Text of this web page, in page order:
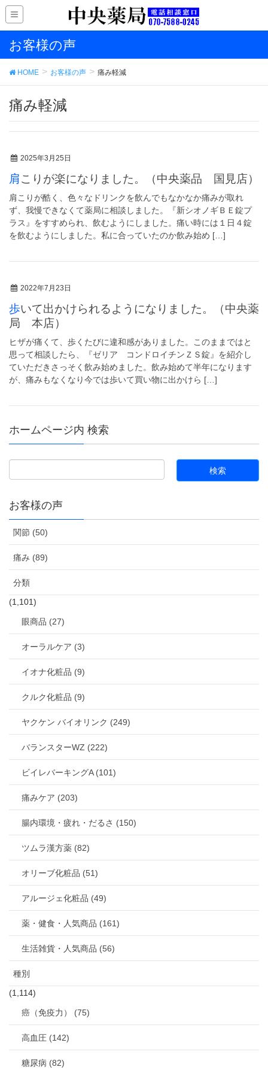
お客様の声
HOME お客様の声 痛み軽減
痛み軽減
2025年3月25日
肩こりが楽になりました。（中央薬品 国見店）
肩こりが酷く、色々なドリンクを飲んでもなかなか痛みが取れ
ず、我慢できなくて薬局に相談しました。『新シオノギＢＥ錠プ
ラス』をすすめられ、飲むようにしました。痛い時には１日４錠
を飲むようにしました。私に合っていたのか飲み始め […]
2022年7月23日
歩いて出かけられるようになりました。（中央薬
局 本店）
ヒザが痛くて、歩くたびに違和感がありました。このままではと
思って相談したら、『ゼリア コンドロイチンＺＳ錠』を紹介し
ていただきさっそく飲み始めました。飲み始めて半年になります
が、痛みもなくなり今では歩いて買い物に出かけら […]
ホームページ内 検索
お客様の声
関節 (50)
痛み (89)
分類
(1,101)
眼商品 (27)
オーラルケア (3)
イオナ化粧品 (9)
クルク化粧品 (9)
ヤクケン バイオリンク (249)
バランスターWZ (222)
ビイレバーキングA (101)
痛みケア (203)
腸内環境・疲れ・だるさ (150)
ツムラ漢方薬 (82)
オリーブ化粧品 (51)
アルージェ化粧品 (49)
薬・健食・人気商品 (161)
生活雑貨・人気商品 (56)
種別
(1,114)
癌（免疫力） (75)
高血圧 (142)
糖尿病 (82)